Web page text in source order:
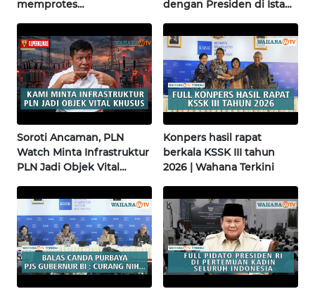
memprotes
pertama di Fujisawa
dengan Presiden di Istana
Soroti Ancaman, PLN
Watch Minta Infrastruktur
PLN Jadi Objek Vital
Research
Konpers hasil rapat
berkala KSSK III tahun
2026 | Wahana Terkini
SULBAR
WN
BABEL
WN
WN
SUMSEL
WN
BENGKULU
WN
LAMPUNG